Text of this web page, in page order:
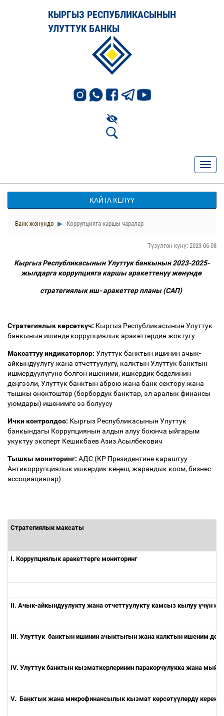
КЫРГЫЗ РЕСПУБЛИКАСЫНЫН
УЛУТТУК БАНКЫ
КАЙТА КЕЛҮҮ
Банк жөнүндө Коррупцияга каршы чаралар
Түзүлгөн күнү: 2023-06-08
Кыргыз Республикасынын Улуттук банкынын 2023-2025-
жылдарга коррупцияга каршы аракеттенүүжөнүндө
стратегиялык иш- аракеттер планы (САП)
Стратегиялык көрсөткүч: Кыргыз Республикасынын Улуттук
банкынын ишинде коррупциялык аракеттердин жоктугу
Максаттуу индикаторлор: Улуттук банктын ишинин ачык-
айкындуулугу жана отчеттуулугу, калктын Улуттук банктын
ишмердүүлүгүнөболгон ишеними, ишкердик беделинин
деңгээли, Улуттук банктын аброю жана банк сектору жана
тышкы өнөктөштөр (борбордук банктар, эл аралык финансы
уюмдары) ишенимге ээ болуусу
Ички контролдоо: Кыргыз Республикасынын Улуттук
банкындагы Коррупциянын алдын алуу боюнча ыйгарым
укуктуу эксперт Кешикбаев Азиз Асылбекович
Тышкы мониторинг: AДC (КР Президентине караштуу
Антикоррупциялык ишкердик кеңеш, жарандык коом, бизнес-
ассоциациялар)
Стратегиялык максаты
I. Коррупциялык аракеттерге мониторинг
II. Ачык-айкындуулукту жана отчеттуулукту камсыз кылуу үчүн
III. Улуттук банктын ишинин ачыктыгын жана калктын ишеним
IV. Улуттук банктын кызматкерлеринин паракорчулукка жана
V. Банктык жана микрофинансылык кызмат көрсөтүүлөрдү керект